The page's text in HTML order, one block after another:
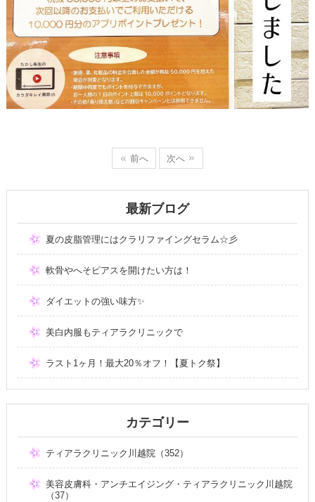
前へ 次へ
最新ブログ
夏の皮脂管理にはクラリファイングセラム☆彡
軟骨やへそピアスを開けたい方は！
ダイエットの強い味方✨
美白内服もティアラクリニックで
ラスト1ヶ月！最大20％オフ！【夏トク祭】
カテゴリー
ティアラクリニック川越院（352）
美容皮膚科・アンチエイジング・ティアラクリニック川越院
（37）